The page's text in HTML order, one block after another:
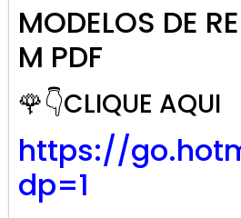
MODELOS DE
M PDF
🌹👇CLIQUE AQUI
https://
dp=1